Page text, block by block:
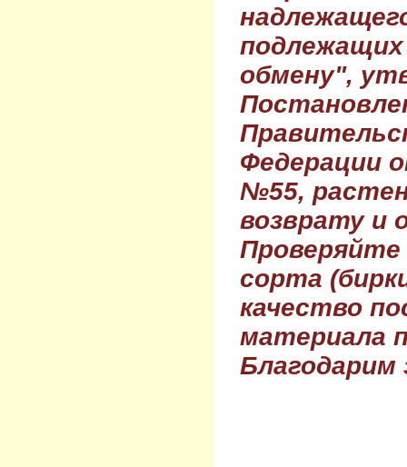
обмену",
Федерации
№55,
возврату и
Проверяйте
сорта
качество
материала
Благодарим